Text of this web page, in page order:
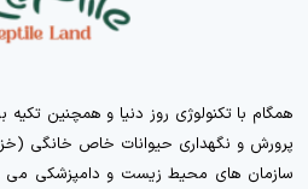
پرورش و نگهداری حیوانات خاص خانگی
سازمان های محیط زیست و دامپزشکی می